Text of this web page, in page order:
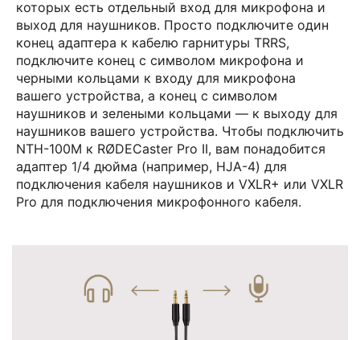
которых есть отдельный вход для микрофона и
выход для наушников. Просто подключите один
конец адаптера к кабелю гарнитуры TRRS,
подключите конец с символом микрофона и
черными кольцами к входу для микрофона
вашего устройства, а конец с символом
наушников и зелеными кольцами — к выходу для
наушников вашего устройства. Чтобы подключить
NTH-100M к RØDECaster Pro II, вам понадобится
адаптер 1/4 дюйма (например, HJA-4) для
подключения кабеля наушников и VXLR+ или VXLR
Pro для подключения микрофонного кабеля.